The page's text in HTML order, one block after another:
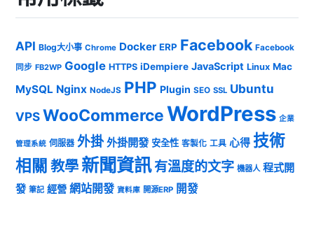
API Blog大小事 Chrome Docker ERP Facebook Facebook
同步 FB2WP Google HTTPS iDempiere JavaScript Linux Mac
MySQL Nginx NodeJS PHP Plugin SEO SSL Ubuntu
VPSWooCommerceWordPress 企業
管理系統 伺服器 外掛 外掛開發 安全性 客製化 工具 心得 技術
相關 教學 新聞資訊有溫度的文字 機器人 程式開
發 筆記 經營 網站開發 資料庫 開源ERP 開發